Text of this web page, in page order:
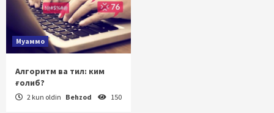
Муаммо
Алгоритм ва тил: ким
ғолиб?
2 kun oldin Behzod 150